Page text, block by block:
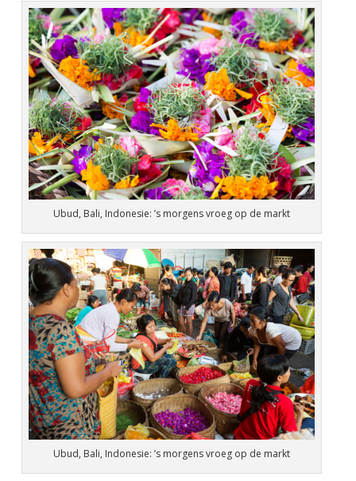
Ubud, Bali, Indonesie: ’s morgens vroeg op de markt
Ubud, Bali, Indonesie: ’s morgens vroeg op de markt